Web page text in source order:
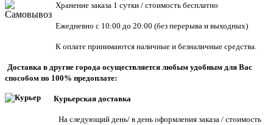
Хранение заказа 1 сутки / стоимость бесплатно
Ежедневно с 10:00 до 20:00 (без перерыва и выходных)
К оплате принимаются наличные и безналичные средства.
Доставка в другие города осуществляется любым удобным для Вас
способом по 100% предоплате:
Курьерская доставка
На следующий день/ в день оформления заказа / стоимость